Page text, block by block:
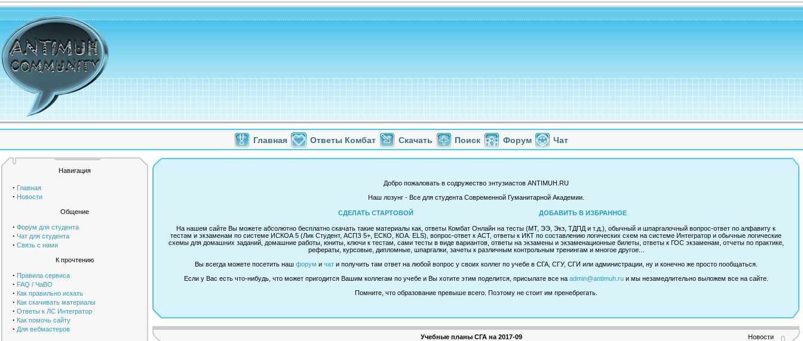
Главная Ответы Комбат Скачать Поиск Форум Чат
Навигация
· Главная
· Новости
Общение
· Форум для студента
· Чат для студента
· Связь с нами
К прочтению
· Правила сервиса
· FAQ / ЧаВО
· Как правильно искать
· Как скачивать материалы
· Ответы к ЛС Интегратор
· Как помочь сайту
· Для вебмастеров
Добро пожаловать в содружество энтузиастов ANTIMUH.RU
Наш лозунг - Все для студента Современной Гуманитарной Академии.
СДЕЛАТЬ СТАРТОВОЙ ДОБАВИТЬ В ИЗБРАННОЕ
На нашем сайте Вы можете абсолютно бесплатно скачать такие материалы как, ответы Комбат Онлайн на тесты (МТ, ЭЭ, Экз, ТДПД и т.д.), обычный и шпаргалочный вопрос-ответ по алфавиту к
тестам и экзаменам по системе ИСКОА 5 (Лик Студент, АСПЗ 5+, ЕСКО, КОА. ELS), вопрос-ответ к АСТ, ответы к ИКТ по составлению логических схем на системе Интегратор и обычные логические
схемы для домашних заданий, домашние работы, юниты, ключи к тестам, сами тесты в виде вариантов, ответы на экзамены и экзаменационные билеты, ответы к ГОС экзаменам, отчеты по практике,
рефераты, курсовые, дипломные, шпаргалки, зачеты к различным контрольным тренингам и многое другое...
Вы всегда можете посетить наш форум и чати получить там ответ на любой вопрос у своих коллег по учебе в СГА, СГУ, СГИ или администрации, ну и конечно же просто пообщаться.
Если у Вас есть что-нибудь, что может пригодится Вашим коллегам по учебе и Вы хотите этим поделится, присылате все на admin@antimuh.ruи мы незамедлительно выложем все на сайте.
Помните, что образование превыше всего. Поэтому не стоит им пренебрегать.
Учебные планы СГА на 2017-09 Новости